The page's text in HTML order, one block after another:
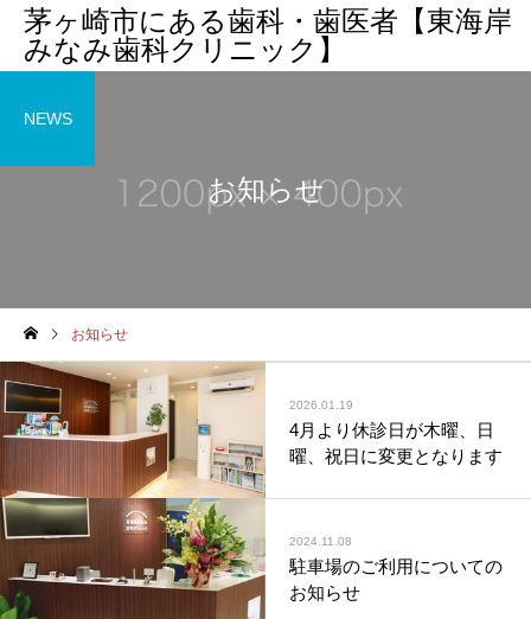
茅ヶ崎市にある歯科・歯医者【東海岸
みなみ歯科クリニック】
お知らせ
NEWS
お知らせ
2026.01.19
4月より休診日が木曜、日
曜、祝日に変更となります
2024.11.08
駐車場のご利用についての
お知らせ